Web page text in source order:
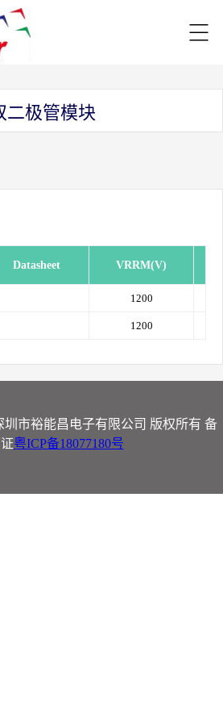
二极管模块
Datasheet VRRM(V)
1200
1200
圳市裕能昌电子有限公司 版权所有 备
粤ICP备18077180号